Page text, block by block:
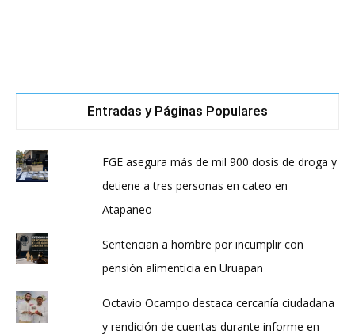
Entradas y Páginas Populares
FGE asegura más de mil 900 dosis de droga y
detiene a tres personas en cateo en
Atapaneo
Sentencian a hombre por incumplir con
pensión alimenticia en Uruapan
Octavio Ocampo destaca cercanía ciudadana
y rendición de cuentas durante informe en